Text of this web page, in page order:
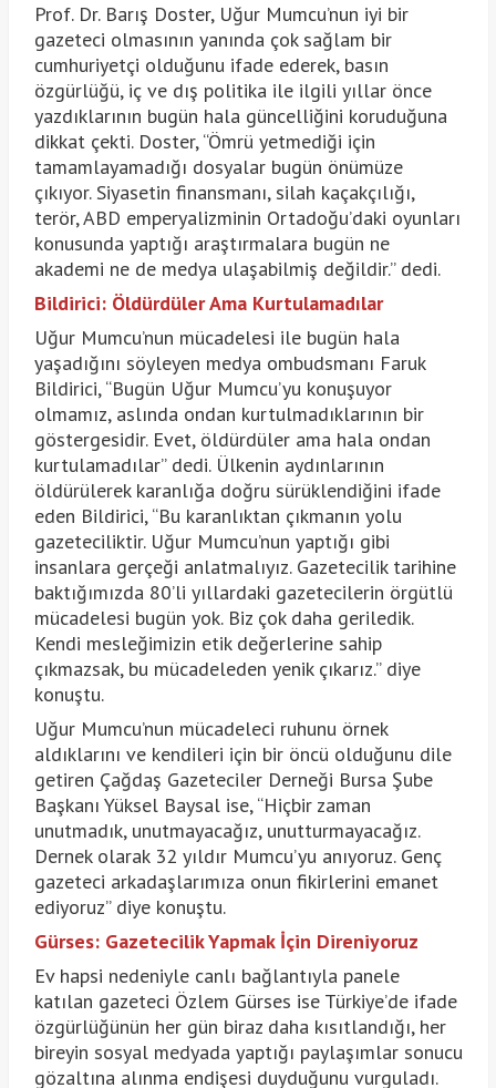
Prof. Dr. Barış Doster, Uğur Mumcu’nun iyi bir
gazeteci olmasının yanında çok sağlam bir
cumhuriyetçi olduğunu ifade ederek, basın
özgürlüğü, iç ve dış politika ile ilgili yıllar önce
yazdıklarının bugün hala güncelliğini koruduğuna
dikkat çekti. Doster, “Ömrü yetmediği için
tamamlayamadığı dosyalar bugün önümüze
çıkıyor. Siyasetin finansmanı, silah kaçakçılığı,
terör, ABD emperyalizminin Ortadoğu’daki oyunları
konusunda yaptığı araştırmalara bugün ne
akademi ne de medya ulaşabilmiş değildir.” dedi.
Bildirici: Öldürdüler Ama Kurtulamadılar
Uğur Mumcu’nun mücadelesi ile bugün hala
yaşadığını söyleyen medya ombudsmanı Faruk
Bildirici, “Bugün Uğur Mumcu’yu konuşuyor
olmamız, aslında ondan kurtulmadıklarının bir
göstergesidir. Evet, öldürdüler ama hala ondan
kurtulamadılar” dedi. Ülkenin aydınlarının
öldürülerek karanlığa doğru sürüklendiğini ifade
eden Bildirici, “Bu karanlıktan çıkmanın yolu
gazeteciliktir. Uğur Mumcu’nun yaptığı gibi
insanlara gerçeği anlatmalıyız. Gazetecilik tarihine
baktığımızda 80’li yıllardaki gazetecilerin örgütlü
mücadelesi bugün yok. Biz çok daha geriledik.
Kendi mesleğimizin etik değerlerine sahip
çıkmazsak, bu mücadeleden yenik çıkarız.” diye
konuştu.
Uğur Mumcu’nun mücadeleci ruhunu örnek
aldıklarını ve kendileri için bir öncü olduğunu dile
getiren Çağdaş Gazeteciler Derneği Bursa Şube
Başkanı Yüksel Baysal ise, “Hiçbir zaman
unutmadık, unutmayacağız, unutturmayacağız.
Dernek olarak 32 yıldır Mumcu’yu anıyoruz. Genç
gazeteci arkadaşlarımıza onun fikirlerini emanet
ediyoruz” diye konuştu.
Gürses: Gazetecilik Yapmak İçin Direniyoruz
Ev hapsi nedeniyle canlı bağlantıyla panele
katılan gazeteci Özlem Gürses ise Türkiye’de ifade
özgürlüğünün her gün biraz daha kısıtlandığı, her
bireyin sosyal medyada yaptığı paylaşımlar sonucu
gözaltına alınma endişesi duyduğunu vurguladı.